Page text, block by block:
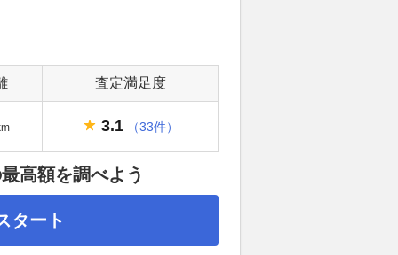
査定満足度
3.1 （33件）
高額を調べよう
タート